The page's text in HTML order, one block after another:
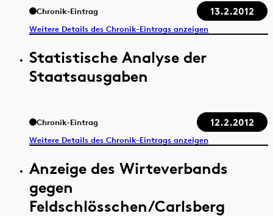
Chronik-Eintrag 13.2.2012
Weitere Details des Chronik-Eintrags anzeigen
Statistische Analyse der
Staatsausgaben
Chronik-Eintrag 12.2.2012
Weitere Details des Chronik-Eintrags anzeigen
Anzeige des Wirteverbands
gegen
Feldschlösschen/Carlsberg